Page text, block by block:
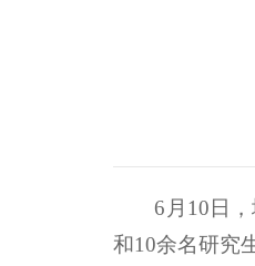
6月10日
和10余名研究